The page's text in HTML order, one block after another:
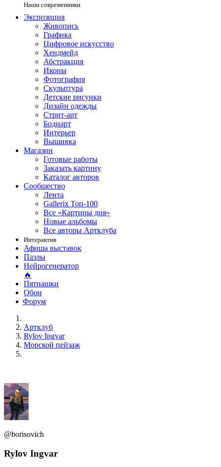
Наши современники
Экспозиция
Живопись
Графика
Цифровое искусство
Хендмейд
Абстракция
Иконы
Фотография
Скульптура
Детские рисунки
Дизайн одежды
Стрит-арт
Бодиарт
Интерьер
Вышивка
Магазин
Готовые работы
Заказать картину
Каталог авторов
Сообщество
Лента
Gallerix Топ-100
Все «Картины дня»
Новые альбомы
Все авторы Артклуба
Интерактив
Афиша выставок
Пазлы
Нейрогенератор
🔥
Пятнашки
Обои
Форум
Артклуб
Rylov Ingvar
Морской пейзаж
@borisovich
Rylov Ingvar